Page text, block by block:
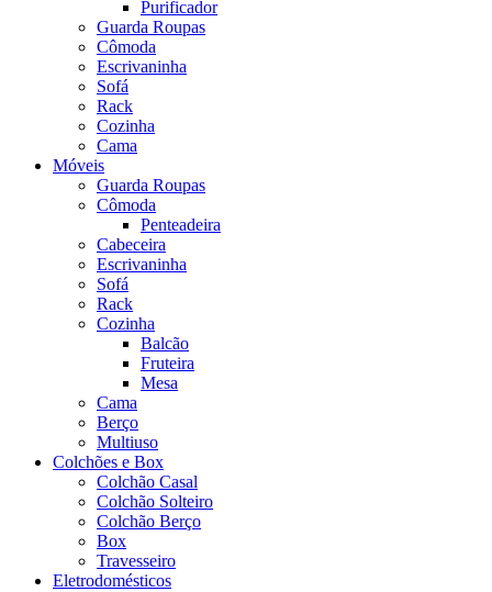
Purificador
Guarda Roupas
Cômoda
Escrivaninha
Sofá
Rack
Cozinha
Cama
Móveis
Guarda Roupas
Cômoda
Penteadeira
Cabeceira
Escrivaninha
Sofá
Rack
Cozinha
Balcão
Fruteira
Mesa
Cama
Berço
Multiuso
Colchões e Box
Colchão Casal
Colchão Solteiro
Colchão Berço
Box
Travesseiro
Eletrodomésticos